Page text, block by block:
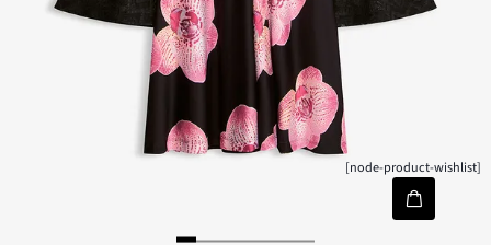
[node-product-wishlist]